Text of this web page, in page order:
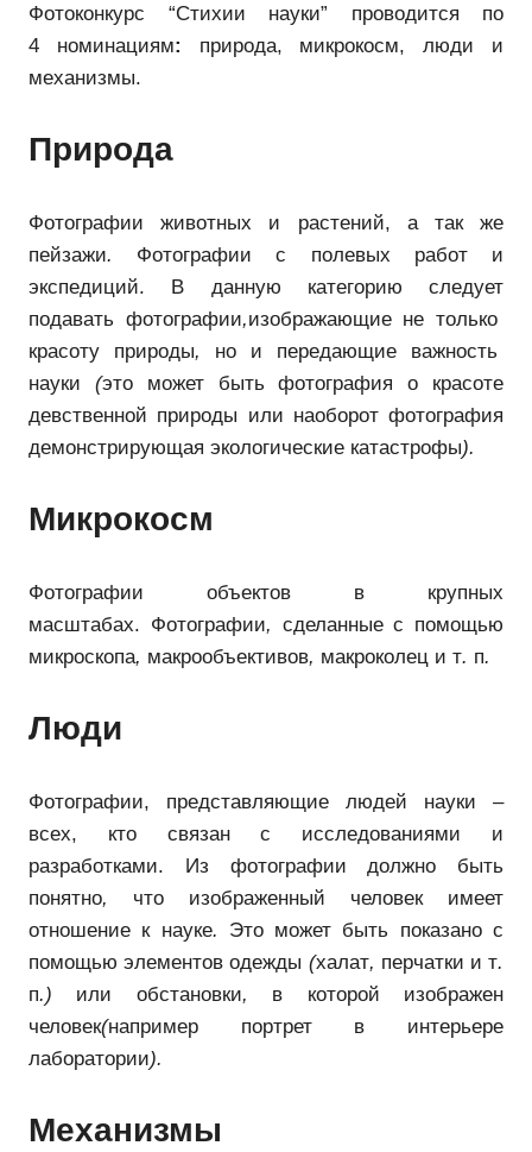
Фотоконкурс “Стихии науки” проводится по
4 номинациям: природа, микрокосм, люди и
механизмы.
Природа
Фотографии животных и растений, а так же
пейзажи.
Фотографии c полевых работ и
экспедиций. В данную категорию следует
подавать фотографии,изображающие не только
красоту природы,
но и передающие важность
науки (это может быть фотография о красоте
девственной природы или наоборот фотография
демонстрирующая экологические катастрофы).
Микрокосм
Фотографии объектов в крупных
масштабах. Фотографии, сделанные с помощью
микроскопа, макрообъективов, макроколец и т. п.
Люди
Фотографии, представляющие людей науки –
всех, кто связан с исследованиями и
разработками. Из фотографии должно быть
понятно,
что изображенный человек имеет
отношение к науке. Это может быть показано с
помощью элементов одежды (халат, перчатки и т.
п.) или обстановки, в которой изображен
человек(например портрет в интерьере
лаборатории).
Механизмы